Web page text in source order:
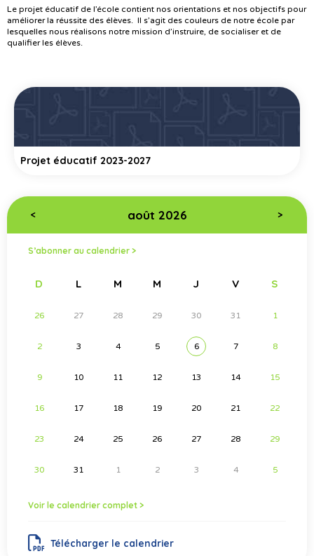
Le projet éducatif de l’école contient nos orientations et nos objectifs pour
améliorer la réussite des élèves. Il s’agit des couleurs de notre école par
lesquelles nous réalisons notre mission d’instruire, de socialiser et de
qualifier les élèves.
Projet éducatif 2023-2027
< août 2026 >
S’abonner au calendrier >
D L M M J V S
26 27 28 29 30 31 1
2 3 4 5 6 7 8
9 10 11 12 13 14 15
16 17 18 19 20 21 22
23 24 25 26 27 28 29
30 31 1 2 3 4 5
Voir le calendrier complet >
Télécharger le calendrier